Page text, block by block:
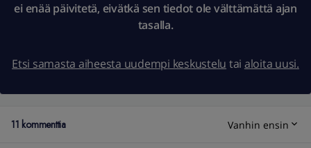
ei enää päivitetä, eivätkä sen tiedot ole välttämättä ajan
tasalla.
Etsi samasta aiheesta uudempi keskustelu tai aloita uusi.
11 kommenttia Vanhin ensin